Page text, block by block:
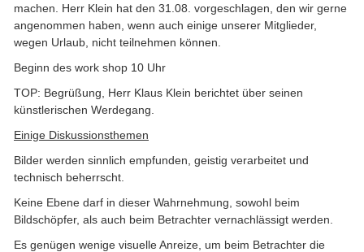
machen. Herr Klein hat den 31.08. vorgeschlagen, den wir gerne
angenommen haben, wenn auch einige unserer Mitglieder,
wegen Urlaub, nicht teilnehmen können.
Beginn des work shop 10 Uhr
TOP: Begrüßung, Herr Klaus Klein berichtet über seinen
künstlerischen Werdegang.
Einige Diskussionsthemen
Bilder werden sinnlich empfunden, geistig verarbeitet und
technisch beherrscht.
Keine Ebene darf in dieser Wahrnehmung, sowohl beim
Bildschöpfer, als auch beim Betrachter vernachlässigt werden.
Es genügen wenige visuelle Anreize, um beim Betrachter die